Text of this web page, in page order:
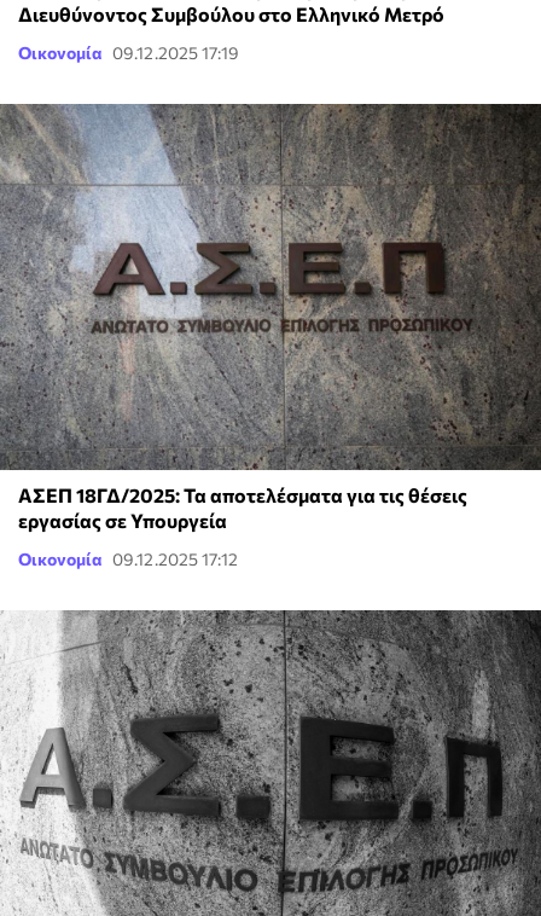
Διευθύνοντος Συμβούλου στο Ελληνικό Μετρό
Οικονομία 09.12.2025 17:19
ΑΣΕΠ 18ΓΔ/2025: Τα αποτελέσματα για τις θέσεις
εργασίας σε Υπουργεία
Οικονομία 09.12.2025 17:12